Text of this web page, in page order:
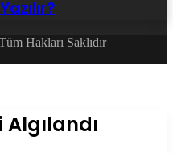
Hakları Saklıdır